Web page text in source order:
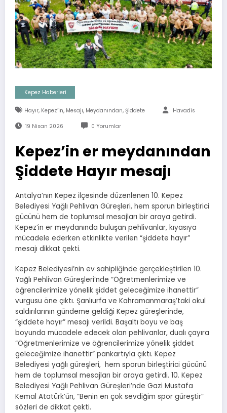
Kepez Haberleri
Hayır, Kepez’in, Mesajı, Meydanından, Şiddete Havadis
19 Nisan 2026 0 Yorumlar
Kepez’in er meydanından
Şiddete Hayır mesajı
Antalya’nın Kepez ilçesinde düzenlenen 10. Kepez
Belediyesi Yağlı Pehlivan Güreşleri, hem sporun birleştirici
gücünü hem de toplumsal mesajları bir araya getirdi.
Kepez’in er meydanında buluşan pehlivanlar, kıyasıya
mücadele ederken etkinlikte verilen “şiddete hayır”
mesajı dikkat çekti.
Kepez Belediyesi’nin ev sahipliğinde gerçekleştirilen 10.
Yağlı Pehlivan Güreşleri’nde “Öğretmenlerimize ve
öğrencilerimize yönelik şiddet geleceğimize ihanettir”
vurgusu öne çıktı. Şanlıurfa ve Kahramanmaraş’taki okul
saldırılarının gündeme geldiği Kepez güreşlerinde,
“şiddete hayır” mesajı verildi. Başaltı boyu ve baş
boyunda mücadele edecek olan pehlivanlar, dualı çayıra
“Öğretmenlerimize ve öğrencilerimize yönelik şiddet
geleceğimize ihanettir” pankartıyla çıktı. Kepez
Belediyesi yağlı güreşleri, hem sporun birleştirici gücünü
hem de toplumsal mesajları bir araya getirdi. 10. Kepez
Belediyesi Yağlı Pehlivan Güreşleri’nde Gazi Mustafa
Kemal Atatürk’ün, “Benin en çok sevdiğim spor güreştir”
sözleri de dikkat çekti.